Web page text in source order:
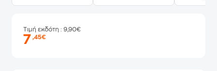
Τιμή εκδότη : 9,90€
7,45€